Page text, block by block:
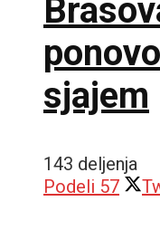
sjajem
143 deljenja
Podeli 57